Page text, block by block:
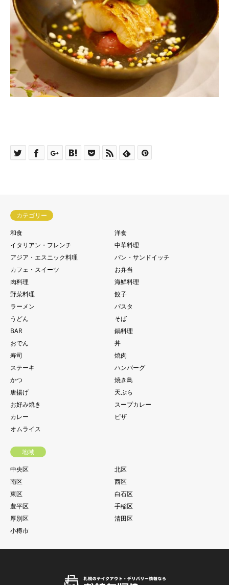
カテゴリー
和食
洋食
イタリアン・フレンチ
中華料理
アジア・エスニック料理
パン・サンドイッチ
カフェ・スイーツ
お弁当
肉料理
海鮮料理
野菜料理
餃子
ラーメン
パスタ
うどん
そば
BAR
鍋料理
おでん
丼
寿司
焼肉
ステーキ
ハンバーグ
かつ
焼き鳥
唐揚げ
天ぷら
お好み焼き
スープカレー
カレー
ピザ
オムライス
地域
中央区
北区
南区
西区
東区
白石区
豊平区
手稲区
厚別区
清田区
小樽市